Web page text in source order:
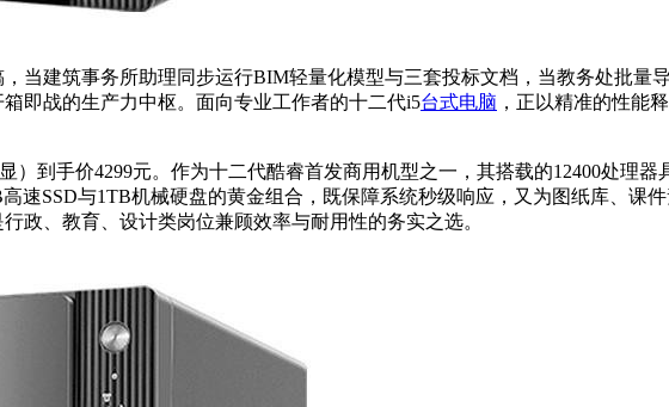
当建筑事务所助理同步运行BIM轻量化模型与三套投标文档，当教务处批
即战的生产力中枢。面向专业工作者的十二代i5台式电脑 ，正以精准的性能
）到手价4299元。作为十二代酷睿首发商用机型之一，其搭载的12400处理
速SSD与1TB机械硬盘的黄金组合，既保障系统秒级响应，又为图纸库、课
政、教育、设计类岗位兼顾效率与耐用性的务实之选。